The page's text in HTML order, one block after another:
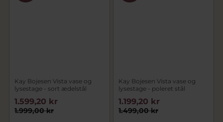
Kay Bojesen Vista vase og
lysestage - sort ædelstål
1.999,00 kr
1.599,20 kr
Kay Bojesen Vista vase og
lysestage - poleret stål
1.499,00 kr
1.199,20 kr